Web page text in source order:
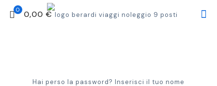
0 0,00 €
Hai perso la password? Inserisci il tuo nome